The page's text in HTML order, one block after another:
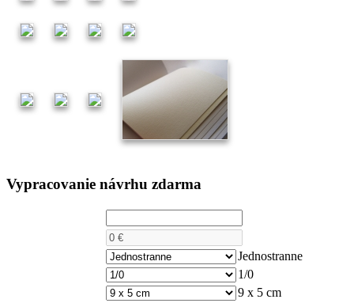
Vypracovanie návrhu zdarma
Jednostranne
1/0
9 x 5 cm